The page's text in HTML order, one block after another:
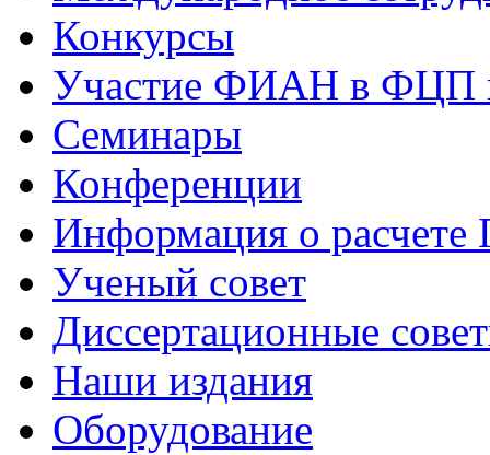
Конкурсы
Участие ФИАН в ФЦП
Семинары
Конференции
Информация о
Ученый совет
Диссертационные
Наши издания
Оборудование